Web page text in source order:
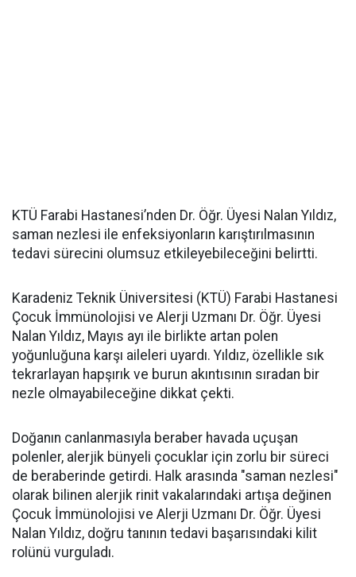
KTÜ Farabi Hastanesi’nden Dr. Öğr. Üyesi Nalan Yıldız,
saman nezlesi ile enfeksiyonların karıştırılmasının
tedavi sürecini olumsuz etkileyebileceğini belirtti.
Karadeniz Teknik Üniversitesi (KTÜ) Farabi Hastanesi
Çocuk İmmünolojisi ve Alerji Uzmanı Dr. Öğr. Üyesi
Nalan Yıldız, Mayıs ayı ile birlikte artan polen
yoğunluğuna karşı aileleri uyardı. Yıldız, özellikle sık
tekrarlayan hapşırık ve burun akıntısının sıradan bir
nezle olmayabileceğine dikkat çekti.
Doğanın canlanmasıyla beraber havada uçuşan
polenler, alerjik bünyeli çocuklar için zorlu bir süreci
de beraberinde getirdi. Halk arasında "saman nezlesi"
olarak bilinen alerjik rinit vakalarındaki artışa değinen
Çocuk İmmünolojisi ve Alerji Uzmanı Dr. Öğr. Üyesi
Nalan Yıldız, doğru tanının tedavi başarısındaki kilit
rolünü vurguladı.